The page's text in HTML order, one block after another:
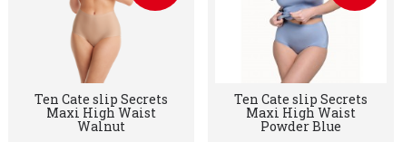
Ten Cate slip Secrets
Maxi High Waist
Walnut
Ten Cate slip Secrets
Maxi High Waist
Powder Blue